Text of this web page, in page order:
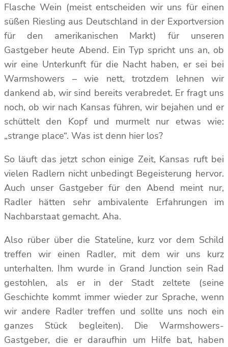
Flasche Wein (meist entscheiden wir uns für einen
süßen Riesling aus Deutschland in der Exportversion
für den amerikanischen Markt) für unseren
Gastgeber heute Abend. Ein Typ spricht uns an, ob
wir eine Unterkunft für die Nacht haben, er sei bei
Warmshowers – wie nett, trotzdem lehnen wir
dankend ab, wir sind bereits verabredet. Er fragt uns
noch, ob wir nach Kansas führen, wir bejahen und er
schüttelt den Kopf und murmelt nur etwas wie:
„strange place“. Was ist denn hier los?
So läuft das jetzt schon einige Zeit, Kansas ruft bei
vielen Radlern nicht unbedingt Begeisterung hervor.
Auch unser Gastgeber für den Abend meint nur,
Radler hätten sehr ambivalente Erfahrungen im
Nachbarstaat gemacht. Aha.
Also rüber über die Stateline, kurz vor dem Schild
treffen wir einen Radler, mit dem wir uns kurz
unterhalten. Ihm wurde in Grand Junction sein Rad
gestohlen, als er in der Stadt zeltete (seine
Geschichte kommt immer wieder zur Sprache, wenn
wir andere Radler treffen und sollte uns noch ein
ganzes Stück begleiten). Die Warmshowers-
Gastgeber, die er daraufhin um Hilfe bat, haben